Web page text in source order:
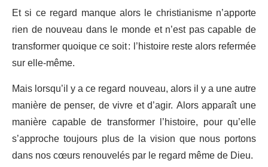
Et si ce regard manque alors le christianisme n’apporte
rien de nouveau dans le monde et n’est pas capable de
transformer quoique ce soit : l’histoire reste alors refermée
sur elle-même.
Mais lorsqu’il y a ce regard nouveau, alors il y a une autre
manière de penser, de vivre et d’agir. Alors apparaît une
manière capable de transformer l’histoire, pour qu’elle
s’approche toujours plus de la vision que nous portons
dans nos cœurs renouvelés par le regard même de Dieu.